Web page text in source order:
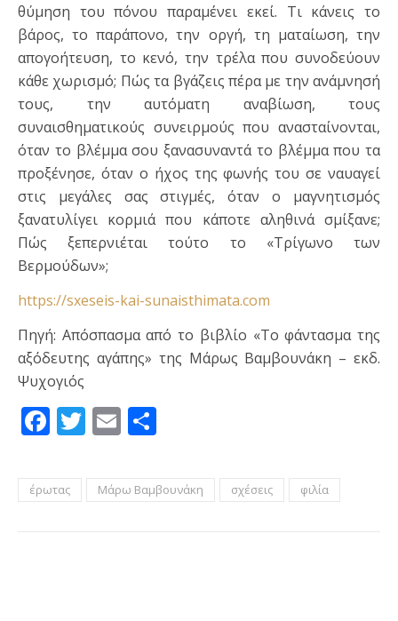
θύμηση του πόνου παραμένει εκεί. Τι κάνεις το
βάρος, το παράπονο, την οργή, τη ματαίωση, την
απογοήτευση, το κενό, την τρέλα που συνοδεύουν
κάθε χωρισμό; Πώς τα βγάζεις πέρα με την ανάμνησή
τους, την αυτόματη αναβίωση, τους
συναισθηματικούς συνειρμούς που ανασταίνονται,
όταν το βλέμμα σου ξανασυναντά το βλέμμα που τα
προξένησε, όταν ο ήχος της φωνής του σε ναυαγεί
στις μεγάλες σας στιγμές, όταν ο μαγνητισμός
ξανατυλίγει κορμιά που κάποτε αληθινά σμίξανε;
Πώς ξεπερνιέται τούτο το «Τρίγωνο των
Βερμούδων»;
https://sxeseis-kai-sunaisthimata.com
Πηγή: Απόσπασμα από το βιβλίο «Το φάντασμα της
αξόδευτης αγάπης» της Μάρως Βαμβουνάκη – εκδ.
Ψυχογιός
Facebook
Twitter
Email
έρωτας Μάρω Βαμβουνάκη σχέσεις φιλία